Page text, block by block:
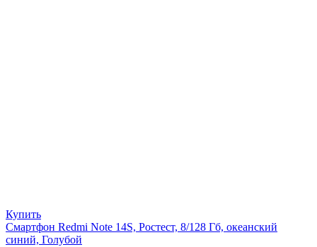
Купить
Смартфон Redmi Note 14S, Ростест, 8/128 Гб, океанский
синий, Голубой